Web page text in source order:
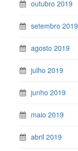
outubro 2019
setembro 2019
agosto 2019
julho 2019
junho 2019
maio 2019
abril 2019